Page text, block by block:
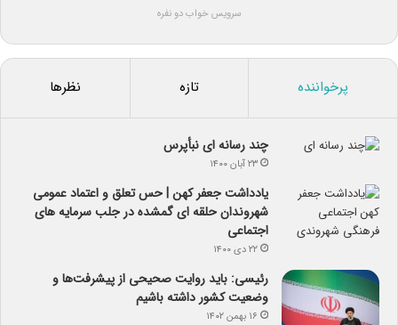
سرویس خواب دو نفره
پرخواننده تازه نظرها
چند رسانه ای نبأپرس
۲۳ آبان ۱۴۰۰
یادداشت جعفر کهن | حس تعلق و اعتماد عمومی
شهروندان حلقه ای گمشده در جلب سرمایه های
اجتماعی
۲۲ دی ۱۴۰۰
رئیسی: باید روایت صحیحی از پیشرفت‌ها و
وضعیت کشور داشته باشیم
۱۶ بهمن ۱۴۰۲